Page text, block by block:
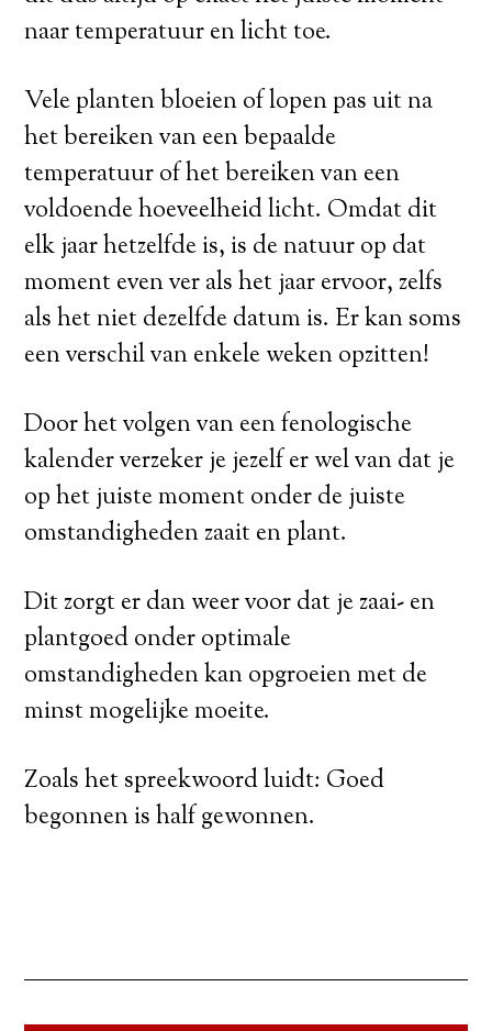
naar temperatuur en licht toe.
Vele planten bloeien of lopen pas uit na
het bereiken van een bepaalde
temperatuur of het bereiken van een
voldoende hoeveelheid licht. Omdat dit
elk jaar hetzelfde is, is de natuur op dat
moment even ver als het jaar ervoor, zelfs
als het niet dezelfde datum is. Er kan soms
een verschil van enkele weken opzitten!
Door het volgen van een fenologische
kalender verzeker je jezelf er wel van dat je
op het juiste moment onder de juiste
omstandigheden zaait en plant.
Dit zorgt er dan weer voor dat je zaai- en
plantgoed onder optimale
omstandigheden kan opgroeien met de
minst mogelijke moeite.
Zoals het spreekwoord luidt: Goed
begonnen is half gewonnen.